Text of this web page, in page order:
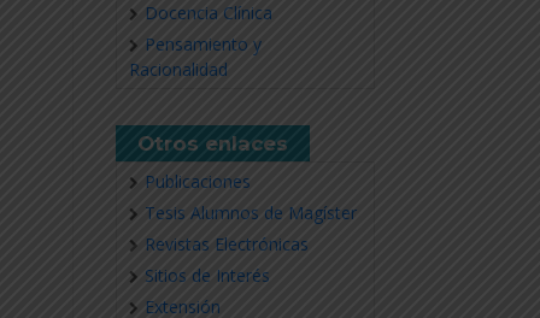
Docencia Clínica
Pensamiento y
Racionalidad
Otros enlaces
Publicaciones
Tesis Alumnos de Magíster
Revistas Electrónicas
Sitios de Interés
Extensión